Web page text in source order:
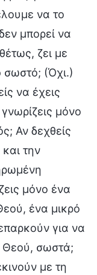
να το
μπορεί να
ζει με
σωστό; (Όχι.)
να έχεις
μόνο
Αν δεχθείς
την
μόνο ένα
ένα μικρό
για να
Θεού, σωστά;
με τη